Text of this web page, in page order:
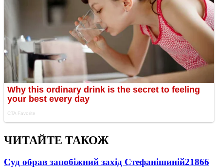
ЧИТАЙТЕ ТАКОЖ
Суд обрав запобіжний захід Стефанішиній21866